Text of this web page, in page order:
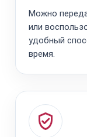
Можно
или
удобный
время.